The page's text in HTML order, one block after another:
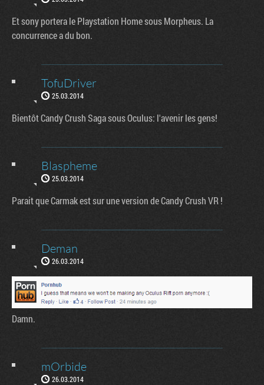
Et sony portera le Playstation Home sous Morpheus. La
concurrence a du bon.
TofuDriver
25.03.2014
Bientôt Candy Crush Saga sous Oculus: l'avenir les gens!
Blaspheme
25.03.2014
Parait que Carmak est sur une version de Candy Crush VR !
Deman
26.03.2014
Damn.
mOrbide
26.03.2014